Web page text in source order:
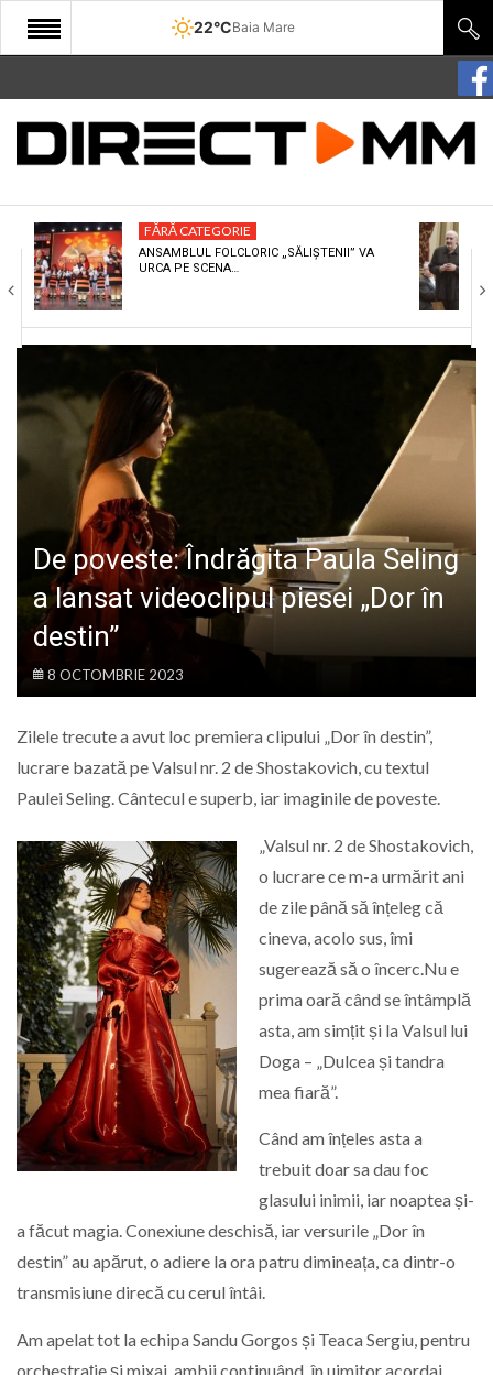
22°CBaia Mare
START
COMUNITATE
CULTURA
ECONOMIE
SANATATE
SPECIAL
POLITIC
FĂRĂ CATEGORIE
ANSAMBLUL FOLCLORIC „SĂLIȘTENII” VA
URCA PE SCENA…
De poveste: Îndrăgita Paula Seling
a lansat videoclipul piesei „Dor în
destin”
8 OCTOMBRIE 2023
Zilele trecute a avut loc premiera clipului „Dor în destin”,
lucrare bazată pe Valsul nr. 2 de Shostakovich, cu textul
Paulei Seling. Cântecul e superb, iar imaginile de poveste.
„Valsul nr. 2 de Shostakovich,
o lucrare ce m-a urmărit ani
de zile până să înțeleg că
cineva, acolo sus, îmi
sugerează să o încerc.Nu e
prima oară când se întâmplă
asta, am simțit și la Valsul lui
Doga – „Dulcea și tandra
mea fiară”.
Când am înțeles asta a
trebuit doar sa dau foc
glasului inimii, iar noaptea și-
a făcut magia. Conexiune deschisă, iar versurile „Dor în
destin” au apărut, o adiere la ora patru dimineața, ca dintr-o
transmisiune direcă cu cerul întâi.
Am apelat tot la echipa Sandu Gorgos și Teaca Sergiu, pentru
orchestrație și mixaj, ambii continuând, în uimitor acordaj,